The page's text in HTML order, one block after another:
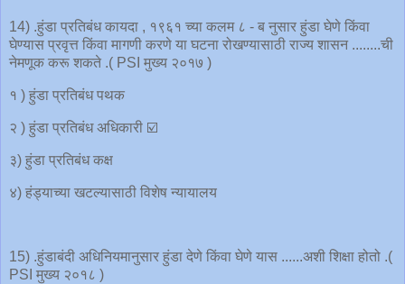
14) .हुंडा प्रतिबंध कायदा , १९६१ च्या कलम ८ - ब नुसार हुंडा घेणे किंवा
घेण्यास प्रवृत्त किंवा मागणी करणे या घटना रोखण्यासाठी राज्य शासन ........ची
नेमणूक करू शकते .( PSI मुख्य २०१७ )
१ ) हुंडा प्रतिबंध पथक
२ ) हुंडा प्रतिबंध अधिकारी ☑️
३) हुंडा प्रतिबंध कक्ष
४) हंड्याच्या खटल्यासाठी विशेष न्यायालय
15) .हुंडाबंदी अधिनियमानुसार हुंडा देणे किंवा घेणे यास ......अशी शिक्षा होतो .(
PSI मुख्य २०१८ )